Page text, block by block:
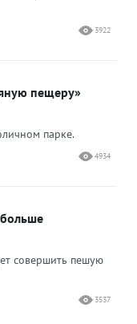
3922
пещеру»
парке.
4934
совершить пешую
3537